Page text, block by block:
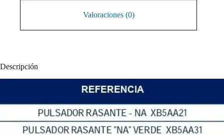
Valoraciones (0)
Descripción